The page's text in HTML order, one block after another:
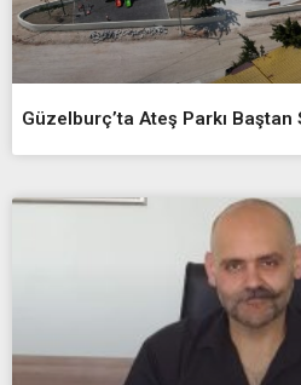
Güzelburç’ta Ateş Parkı Baştan